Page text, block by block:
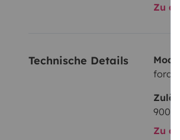
Zu
Technische Details
ford
900 kg
Zu